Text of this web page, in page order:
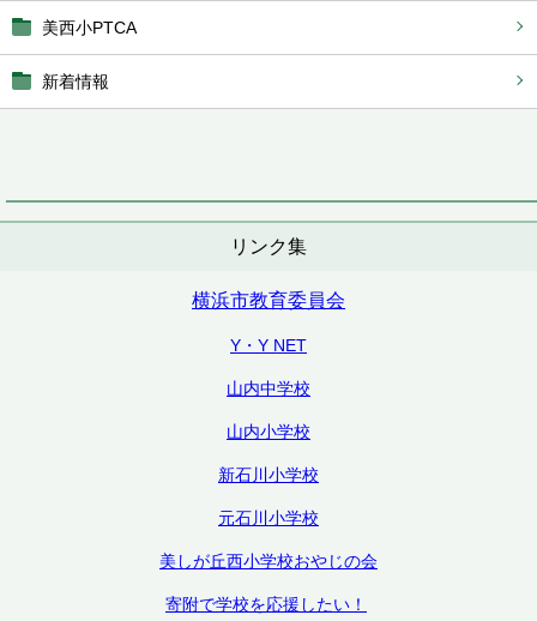
美西小PTCA
新着情報
リンク集
横浜市教育委員会
Y・Y NET
山内中学校
山内小学校
新石川小学校
元石川小学校
美しが丘西小学校おやじの会
寄附で学校を応援したい！